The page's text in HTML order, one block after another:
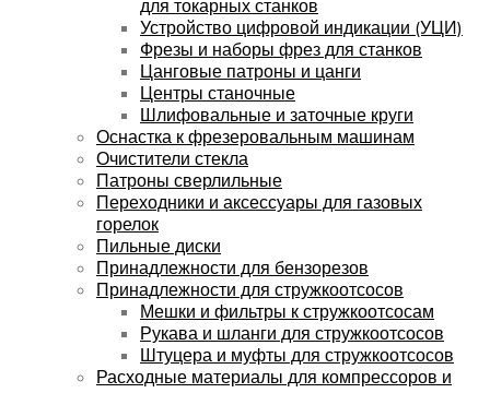
для токарных станков
Устройство цифровой индикации (УЦИ)
Фрезы и наборы фрез для станков
Цанговые патроны и цанги
Центры станочные
Шлифовальные и заточные круги
Оснастка к фрезеровальным машинам
Очистители стекла
Патроны сверлильные
Переходники и аксессуары для газовых
горелок
Пильные диски
Принадлежности для бензорезов
Принадлежности для стружкоотсосов
Мешки и фильтры к стружкоотсосам
Рукава и шланги для стружкоотсосов
Штуцера и муфты для стружкоотсосов
Расходные материалы для компрессоров и